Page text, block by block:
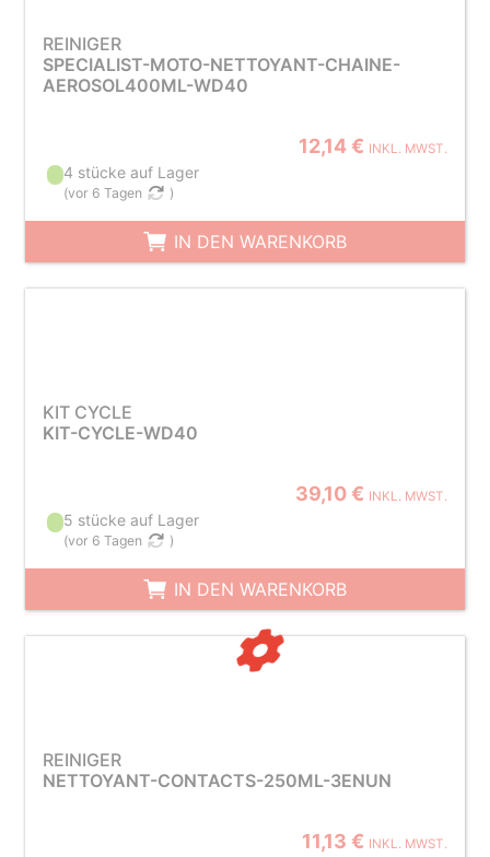
REINIGER
SPECIALIST-MOTO-NETTOYANT-CHAINE-
AEROSOL400ML-WD40
12,14 € INKL. MWST.
4 stücke auf Lager
(vor 6 Tagen )
IN DEN WARENKORB
KIT CYCLE
KIT-CYCLE-WD40
39,10 € INKL. MWST.
5 stücke auf Lager
(vor 6 Tagen )
IN DEN WARENKORB
REINIGER
NETTOYANT-CONTACTS-250ML-3ENUN
11,13 € INKL. MWST.